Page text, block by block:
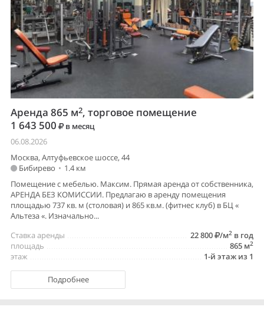
Аренда 865 м2, торговое помещение
1 643 500
в месяц
06.08.2026
Москва, Алтуфьевское шоссе, 44
Бибирево • 1.4 км
Помещение с мебелью. Максим. Прямая аренда от собственника,
АРЕНДА БЕЗ КОМИССИИ. Предлагаю в аренду помещения
площадью 737 кв. м (столовая) и 865 кв.м. (фитнес клуб) в БЦ «
Альтеза «. Изначально...
22 800
/м2 в год
Ставка аренды
865 м2
площадь
1-й этаж из 1
этаж
Подробнее